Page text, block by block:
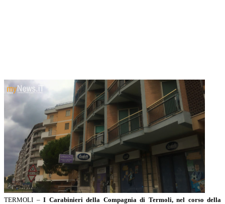
TERMOLI – I Carabinieri della Compagnia di Termoli, nel corso della